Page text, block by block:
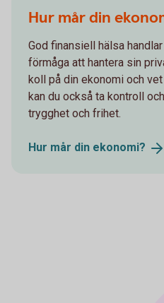
Hur mår din
God finansiell hälsa
förmåga att hantera sin
koll på din ekonomi och
kan du också ta kontroll
trygghet och frihet.
Hur mår din ekonomi?